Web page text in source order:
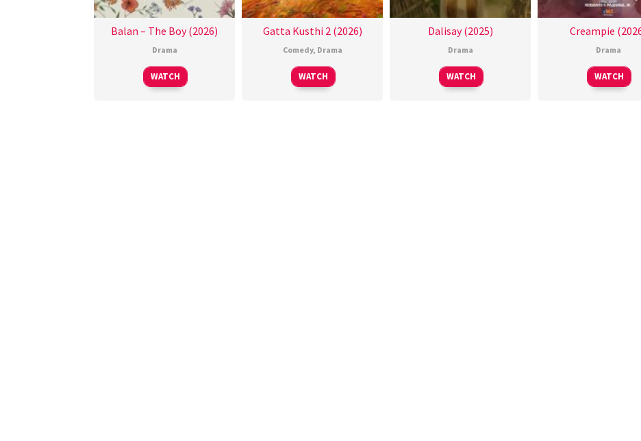
Balan – The Boy (2026)
Drama
WATCH
Gatta Kusthi 2 (2026)
Comedy, Drama
WATCH
Dalisay (2025)
Drama
WATCH
Creampie
Drama
WATCH